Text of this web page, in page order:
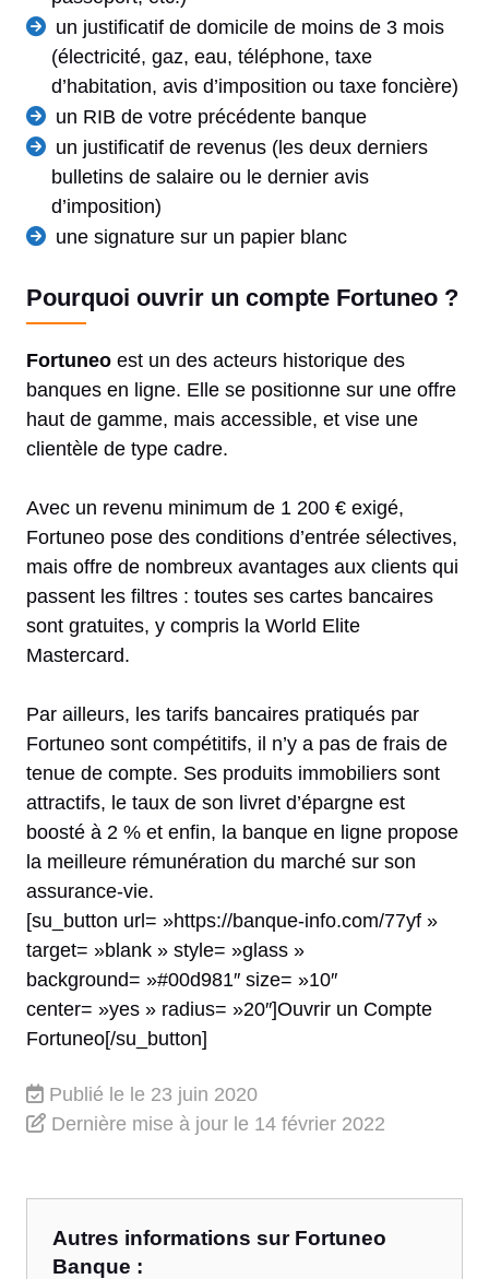
un justificatif de domicile de moins de 3 mois
(électricité, gaz, eau, téléphone, taxe
d’habitation, avis d’imposition ou taxe foncière)
un RIB de votre précédente banque
un justificatif de revenus (les deux derniers
bulletins de salaire ou le dernier avis
d’imposition)
une signature sur un papier blanc
Pourquoi ouvrir un compte Fortuneo ?
Fortuneo est un des acteurs historique des
banques en ligne. Elle se positionne sur une offre
haut de gamme, mais accessible, et vise une
clientèle de type cadre.
Avec un revenu minimum de 1 200 € exigé,
Fortuneo pose des conditions d’entrée sélectives,
mais offre de nombreux avantages aux clients qui
passent les filtres : toutes ses cartes bancaires
sont gratuites, y compris la World Elite
Mastercard.
Par ailleurs, les tarifs bancaires pratiqués par
Fortuneo sont compétitifs, il n’y a pas de frais de
tenue de compte. Ses produits immobiliers sont
attractifs, le taux de son livret d’épargne est
boosté à 2 % et enfin, la banque en ligne propose
la meilleure rémunération du marché sur son
assurance-vie.
[su_button url= »https://banque-info.com/77yf »
target= »blank » style= »glass »
background= »#00d981″ size= »10″
center= »yes » radius= »20″]Ouvrir un Compte
Fortuneo[/su_button]
Publié le le 23 juin 2020
Dernière mise à jour le 14 février 2022
Autres informations sur Fortuneo
Banque :